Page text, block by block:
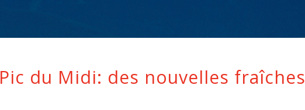
Pic du Midi: des nouvelles fraîches